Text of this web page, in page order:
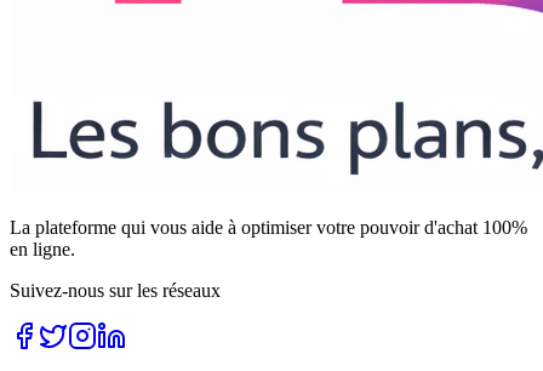
La plateforme qui vous aide à optimiser votre pouvoir d'achat 100%
en ligne.
Suivez-nous sur les réseaux